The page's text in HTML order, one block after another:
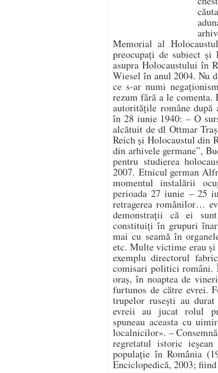
Memorial al
preocupați de subiect
asupra Holocaustului în
Wiesel în anul 2004. Nu
ce s-ar numi
rezum fără a le comenta.
autoritățile române după
în 28 iunie 1940: – O
alcătuit de dl Ottmar
Reich și Holocaustul din
din arhivele germane”,
pentru studierea
2007. Etnicul german
momentul instalării
perioada 27 iunie – 25
retragerea românilor…
demonstrații că ei
constituiți în grupuri
mai cu seamă în
etc. Multe victime erau
exemplu directorul
comisari politici români.
oraș, în noaptea de
furtunos de către evrei.
trupelor rusești au
evreii au jucat rolul
spuneau aceasta cu
localnicilor». –
regretatul istoric
populație în România
Enciclopedică, 2003;